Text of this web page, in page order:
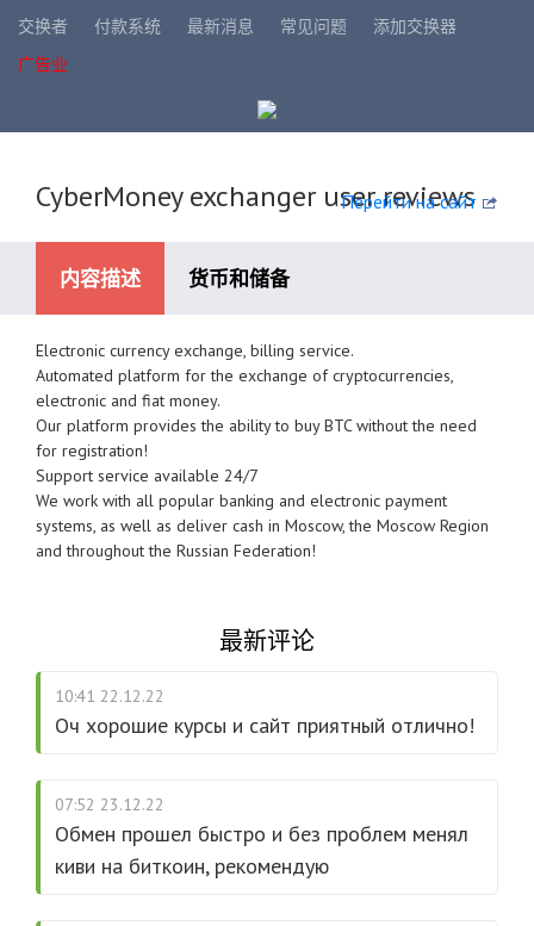
交换者 付款系统 最新消息 常见问题
添加交换器
广告业
Перейти на сайт
CyberMoney exchanger user reviews
内容描述 货币和储备
可用的支付系统
Electronic currency exchange, billing service.
Automated platform for the exchange of cryptocurrencies,
electronic and fiat money.
Our platform provides the ability to buy BTC without the need
for registration!
Support service available 24/7
We work with all popular banking and electronic payment
systems, as well as deliver cash in Moscow, the Moscow Region
and throughout the Russian Federation!
最新评论
10:41 22.12.22
Оч хорошие курсы и сайт приятный отлично!
07:52 23.12.22
Обмен прошел быстро и без проблем менял
киви на биткоин, рекомендую